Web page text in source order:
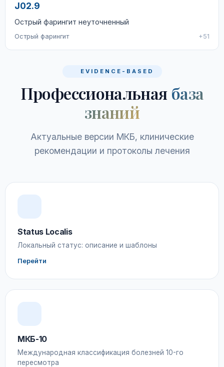
J02.9
Острый фарингит неуточненный
Острый фарингит +51
EVIDENCE-BASED
Профессиональная база
знаний
Актуальные версии МКБ, клинические
рекомендации и протоколы лечения
Status Localis
Локальный статус: описание и шаблоны
Перейти
МКБ-10
Международная классификация болезней 10-го
пересмотра